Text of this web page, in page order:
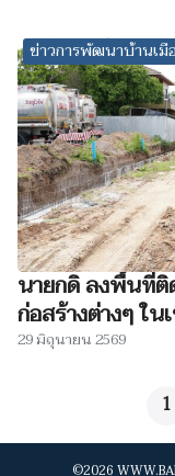
ข่าวการพัฒนาบ้านเมื
นายกดิ ลงพื้นที่ติ
ก่อสร้างต่างๆ ใ
29 มิถุนายน 2569
1
©2026